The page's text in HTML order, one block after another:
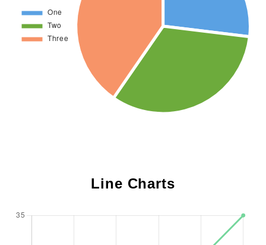
Line Charts